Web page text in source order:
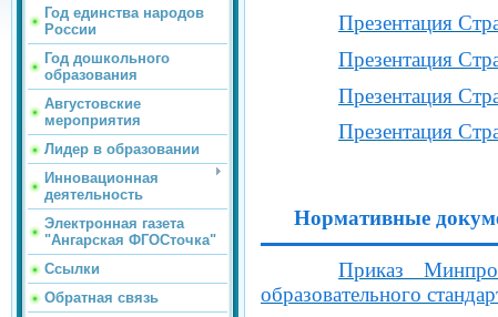
Год единства народов
России
Год дошкольного
образования
Августовские
мероприятия
Лидер в образовании
Инновационная
деятельность
Электронная газета
"Ангарская ФГОСточка"
Ссылки
Обратная связь
Презентация
Презентация
Презентация
Презентация
Нормативные
Приказ
образовательного